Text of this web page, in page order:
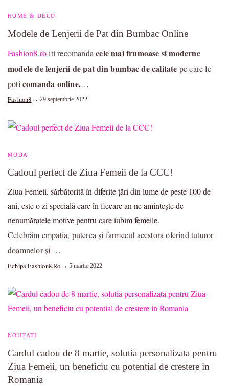
HOME & DECO
Modele de Lenjerii de Pat din Bumbac Online
Fashion8.roiti recomandacele mai frumoase si moderne
modele de lenjerii de pat din bumbac de calitate pe care le
poticomanda online.…
Fashion8 29 septembrie 2022
MODA
Cadoul perfect de Ziua Femeii de la CCC!
Ziua Femeii, sărbătorită în diferite țări din lume de peste 100 de
ani, este o zi specială care în fiecare an ne amintește de
nenumăratele motive pentru care iubim femeile.
Celebrăm empatia, puterea și farmecul acestora oferind tuturor
doamnelor și …
Echipa Fashion8.ro 5 martie 2022
NOUTATI
Cardul cadou de 8 martie, solutia personalizata pentru
Ziua Femeii, un beneficiu cu potential de crestere in
Romania